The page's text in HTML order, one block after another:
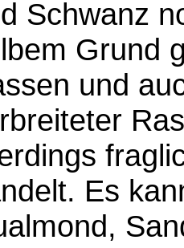
Schwanz
Grund
und
Es